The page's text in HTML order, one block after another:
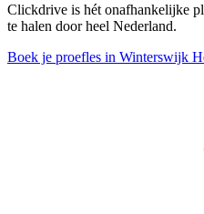
Clickdrive is hét onafhankelijke
te halen door heel Nederland.
Boek je proefles in Winterswijk